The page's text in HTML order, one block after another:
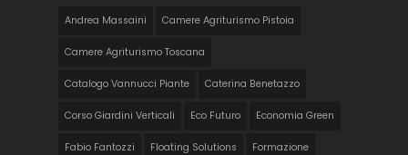
Andrea Massaini Camere Agriturismo Pistoia
Camere Agriturismo Toscana
Catalogo Vannucci Piante Caterina Benetazzo
Corso Giardini Verticali Eco Futuro Economia Green
Fabio Fantozzi Floating Solutions Formazione